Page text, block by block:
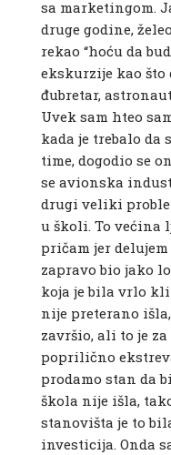
sa marketingom.
druge godine,
rekao “hoću da
ekskurzije kao što
đubretar,
Uvek sam hteo
kada je trebalo da
time, dogodio se
se avionska
drugi veliki
u školi. To većina
pričam jer
zapravo bio jako
koja je bila vrlo
nije preterano
završio, ali to je
poprilično
prodamo stan da
škola nije išla,
stanovišta je to
investicija. Onda